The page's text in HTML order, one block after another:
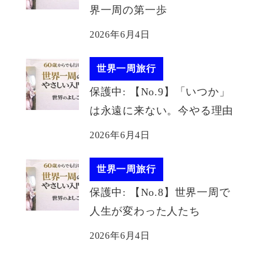
界一周の第一歩
2026年6月4日
世界一周旅行
保護中: 【No.9】「いつか」
は永遠に来ない。今やる理由
2026年6月4日
世界一周旅行
保護中: 【No.8】世界一周で
人生が変わった人たち
2026年6月4日